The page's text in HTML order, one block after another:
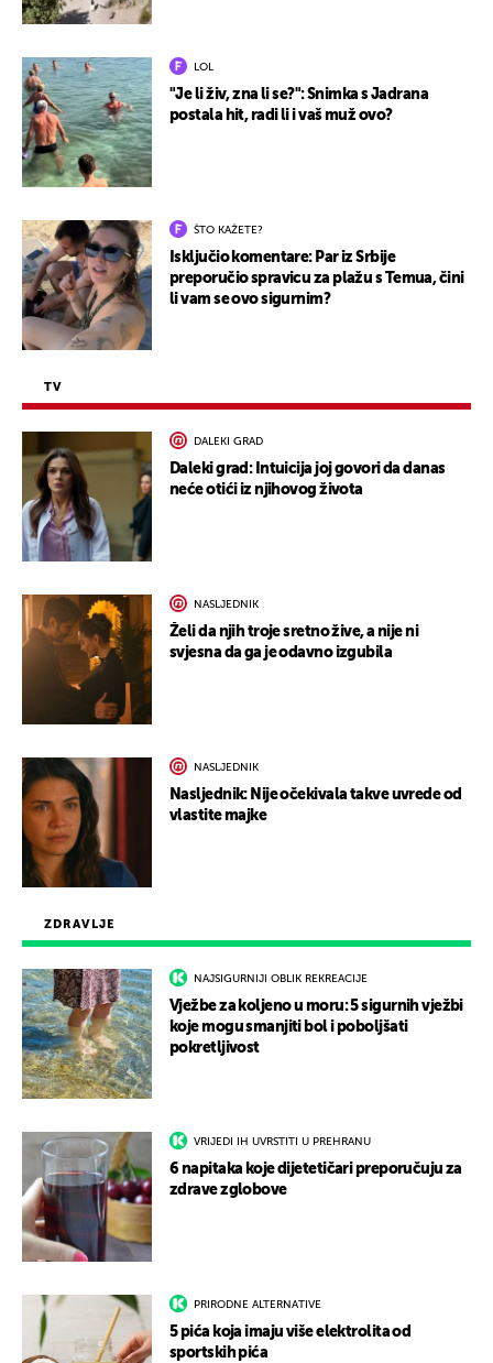
ZDRAVLJE
NAJSIGURNIJI OBLIK REKREACIJE
Vježbe za koljeno u moru: 5 sigurnih vježbi
koje mogu smanjiti bol i poboljšati
pokretljivost
VRIJEDI IH UVRSTITI U PREHRANU
6 napitaka koje dijetetičari preporučuju za
zdrave zglobove
PRIRODNE ALTERNATIVE
5 pića koja imaju više elektrolita od
sportskih pića
LOL
"Je li živ, zna li se?": Snimka s Jadrana
postala hit, radi li i vaš muž ovo?
ŠTO KAŽETE?
Isključio komentare: Par iz Srbije
preporučio spravicu za plažu s Temua, čini
li vam se ovo sigurnim?
TV
DALEKI GRAD
Daleki grad: Intuicija joj govori da danas
neće otići iz njihovog života
NASLJEDNIK
Želi da njih troje sretno žive, a nije ni
svjesna da ga je odavno izgubila
NASLJEDNIK
Nasljednik: Nije očekivala takve uvrede od
vlastite majke